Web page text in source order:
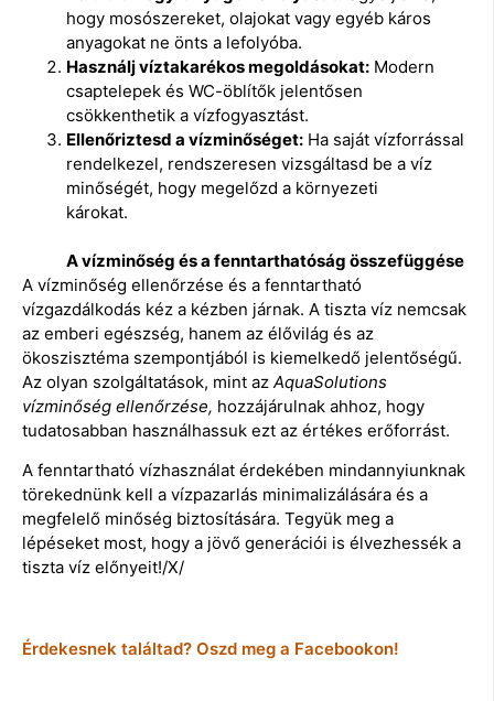
hogy mosószereket, olajokat vagy egyéb káros
anyagokat ne önts a lefolyóba.
Használj víztakarékos megoldásokat: Modern
csaptelepek és WC-öblítők jelentősen
csökkenthetik a vízfogyasztást.
Ellenőriztesd a vízminőséget: Ha saját vízforrással
rendelkezel, rendszeresen vizsgáltasd be a víz
minőségét, hogy megelőzd a környezeti
károkat.
A vízminőség és a fenntarthatóság összefüggése
A vízminőség ellenőrzése és a fenntartható
vízgazdálkodás kéz a kézben járnak. A tiszta víz nemcsak
az emberi egészség, hanem az élővilág és az
ökoszisztéma szempontjából is kiemelkedő jelentőségű.
Az olyan szolgáltatások, mint az AquaSolutions
vízminőség ellenőrzése, hozzájárulnak ahhoz, hogy
tudatosabban használhassuk ezt az értékes erőforrást.
A fenntartható vízhasználat érdekében mindannyiunknak
törekednünk kell a vízpazarlás minimalizálására és a
megfelelő minőség biztosítására. Tegyük meg a
lépéseket most, hogy a jövő generációi is élvezhessék a
tiszta víz előnyeit!/X/
Érdekesnek találtad? Oszd meg a Facebookon!